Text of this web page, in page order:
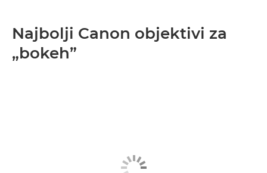
Najbolji Canon objektivi za
„bokeh”